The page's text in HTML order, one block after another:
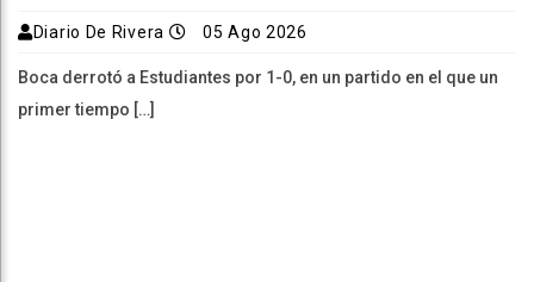
Diario De Rivera 05 Ago 2026
Boca derrotó a Estudiantes por 1-0, en un partido en el que un
primer tiempo […]